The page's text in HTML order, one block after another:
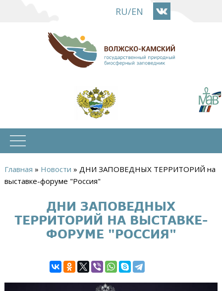
основному
содержанию
RU/EN
Вы
Главная » Новости » ДНИ ЗАПОВЕДНЫХ ТЕРРИТОРИЙ на
выставке-форуме "Россия"
ДНИ ЗАПОВЕДНЫХ
ТЕРРИТОРИЙ НА ВЫСТАВКЕ-
ФОРУМЕ "РОССИЯ"